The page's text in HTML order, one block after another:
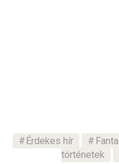
Érdekes hír
történetek